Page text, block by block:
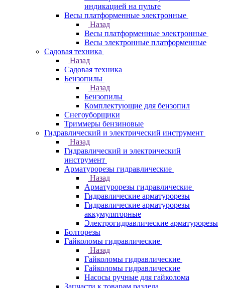
индикацией на пульте
Весы платформенные электронные
Назад
Весы платформенные электронные
Весы электронные платформенные
Садовая техника
Назад
Садовая техника
Бензопилы
Назад
Бензопилы
Комплектующие для бензопил
Снегоуборщики
Триммеры бензиновые
Гидравлический и электрический инструмент
Назад
Гидравлический и электрический
инструмент
Арматурорезы гидравлические
Назад
Арматурорезы гидравлические
Гидравлические арматурорезы
Гидравлические арматурорезы
аккумуляторные
Электрогидравлические арматурорезы
Болторезы
Гайколомы гидравлические
Назад
Гайколомы гидравлические
Гайколомы гидравлические
Насосы ручные для гайколома
Запчасти к товарам раздела